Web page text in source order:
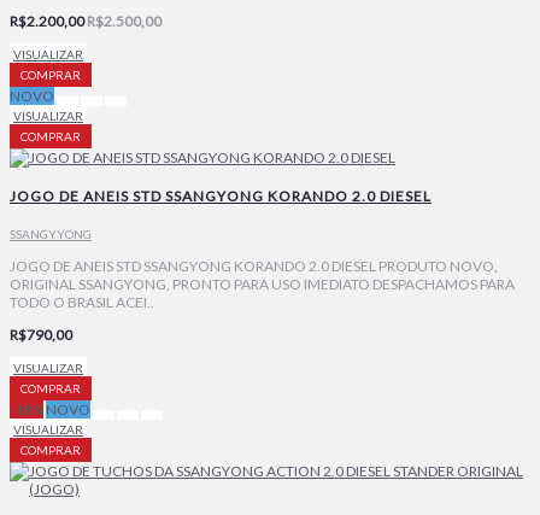
R$2.200,00 R$2.500,00
VISUALIZAR
COMPRAR
NOVO
VISUALIZAR
COMPRAR
JOGO DE ANEIS STD SSANGYONG KORANDO 2.0 DIESEL
SSANGYYONG
JOGO DE ANEIS STD SSANGYONG KORANDO 2.0 DIESEL PRODUTO NOVO,
ORIGINAL SSANGYONG, PRONTO PARA USO IMEDIATO DESPACHAMOS PARA
TODO O BRASIL ACEI..
R$790,00
VISUALIZAR
COMPRAR
-18% NOVO
VISUALIZAR
COMPRAR